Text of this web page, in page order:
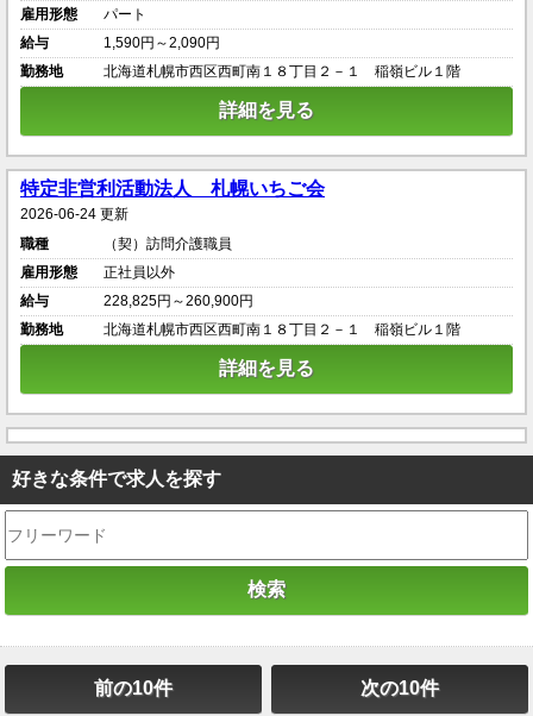
雇用形態
パート
給与
1,590円～2,090円
勤務地
北海道札幌市西区西町南１８丁目２－１ 稲嶺ビル１階
詳細を見る
特定非営利活動法人 札幌いちご会
2026-06-24 更新
職種
（契）訪問介護職員
雇用形態
正社員以外
給与
228,825円～260,900円
勤務地
北海道札幌市西区西町南１８丁目２－１ 稲嶺ビル１階
詳細を見る
好きな条件で求人を探す
前の10件 次の10件